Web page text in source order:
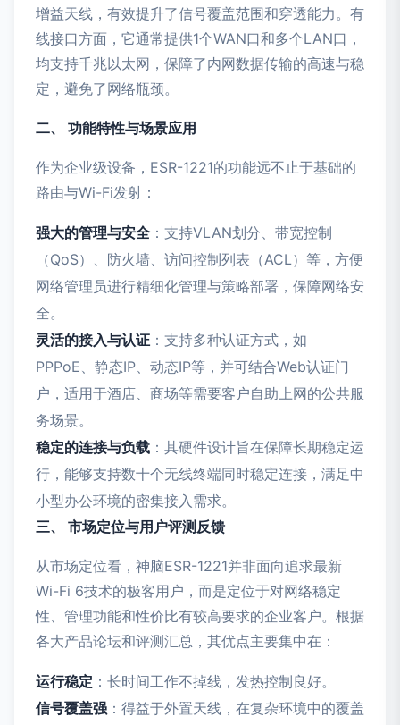
增益天线，有效提升了信号覆盖范围和穿透能力。有
线接口方面，它通常提供1个WAN口和多个LAN口，
均支持千兆以太网，保障了内网数据传输的高速与稳
定，避免了网络瓶颈。
二、 功能特性与场景应用
作为企业级设备，ESR-1221的功能远不止于基础的
路由与Wi-Fi发射：
强大的管理与安全 ：支持VLAN划分、带宽控制
（QoS）、防火墙、访问控制列表（ACL）等，方便
网络管理员进行精细化管理与策略部署，保障网络安
全。
灵活的接入与认证 ：支持多种认证方式，如
PPPoE、静态IP、动态IP等，并可结合Web认证门
户，适用于酒店、商场等需要客户自助上网的公共服
务场景。
稳定的连接与负载 ：其硬件设计旨在保障长期稳定运
行，能够支持数十个无线终端同时稳定连接，满足中
小型办公环境的密集接入需求。
三、 市场定位与用户评测反馈
从市场定位看，神脑ESR-1221并非面向追求最新
Wi-Fi 6技术的极客用户，而是定位于对网络稳定
性、管理功能和性价比有较高要求的企业客户。根据
各大产品论坛和评测汇总，其优点主要集中在：
运行稳定 ：长时间工作不掉线，发热控制良好。
信号覆盖强 ：得益于外置天线，在复杂环境中的覆盖